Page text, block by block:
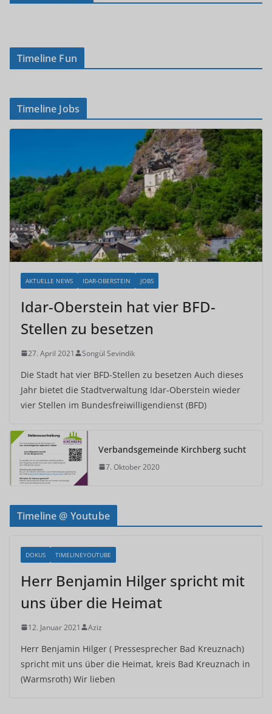
Timeline Fun
Timeline Jobs
AKTUELLE NEWS IDAR-OBERSTEIN JOBS
Idar-Oberstein hat vier BFD-
Stellen zu besetzen
27. April 2021 Songül Sevindik
Die Stadt hat vier BFD-Stellen zu besetzen Auch dieses
Jahr bietet die Stadtverwaltung Idar-Oberstein wieder
vier Stellen im Bundesfreiwilligendienst (BFD)
Verbandsgemeinde Kirchberg sucht
7. Oktober 2020
Timeline @ Youtube
DOKUS TIMELINEYOUTUBE
Herr Benjamin Hilger spricht mit
uns über die Heimat
12. Januar 2021 Aziz
Herr Benjamin Hilger ( Pressesprecher Bad Kreuznach)
spricht mit uns über die Heimat, kreis Bad Kreuznach in
(Warmsroth) Wir lieben